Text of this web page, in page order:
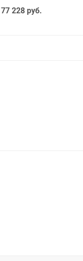
77 228 руб.